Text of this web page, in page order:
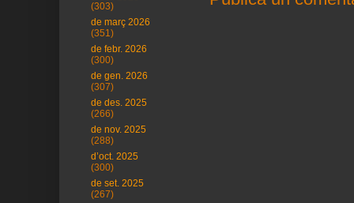
(303)
de març 2026
(351)
de febr. 2026
(300)
de gen. 2026
(307)
de des. 2025
(266)
de nov. 2025
(288)
d’oct. 2025
(300)
de set. 2025
(267)